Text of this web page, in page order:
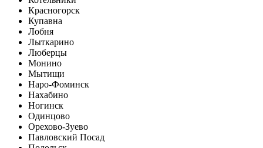
Красногорск
Купавна
Лобня
Лыткарино
Люберцы
Монино
Мытищи
Наро-Фоминск
Нахабино
Ногинск
Одинцово
Орехово-Зуево
Павловский Посад